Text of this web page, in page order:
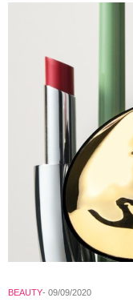
BEAUTY 09/09/2020